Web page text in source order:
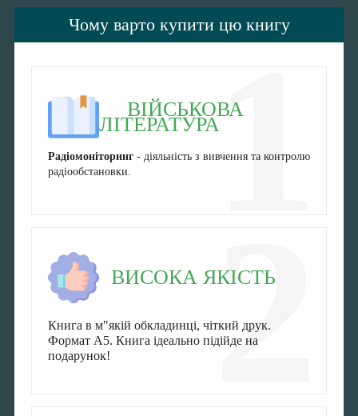
Чому варто купити цю книгу
1
ВІЙСЬКОВА
ЛІТЕРАТУРА
Радіомоніторинг- діяльність з вивчення та контролю
радіообстановки.
2
ВИСОКА ЯКІСТЬ
Книга в м"якій обкладинці, чіткий друк.
Формат А5. Книга ідеально підійде на
подарунок!